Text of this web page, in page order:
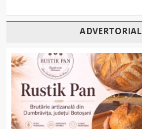
ADVERTORIAL